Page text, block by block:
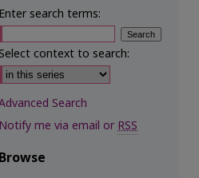
Enter search terms:
context to search:
Search
Notify me via email orRSS
Browse